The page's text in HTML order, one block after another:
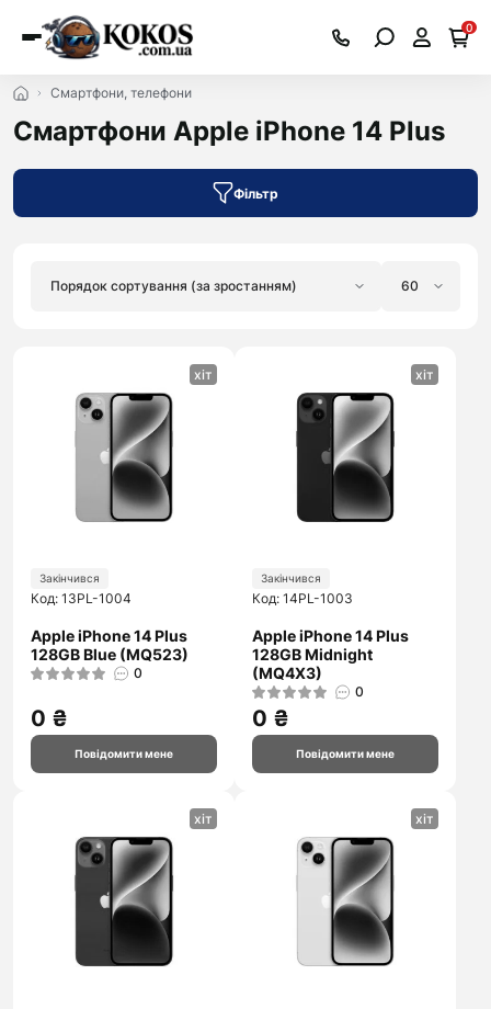
0
Смартфони, телефони
Смартфони Apple iPhone 14 Plus
Фільтр
хіт
Закінчився
Код: 13PL-1004
Apple iPhone 14 Plus
128GB Blue (MQ523)
0
0 ₴
Повідомити мене
хіт
Закінчився
Код: 14PL-1003
Apple iPhone 14 Plus
128GB Midnight
(MQ4X3)
0
0 ₴
Повідомити мене
хіт хіт